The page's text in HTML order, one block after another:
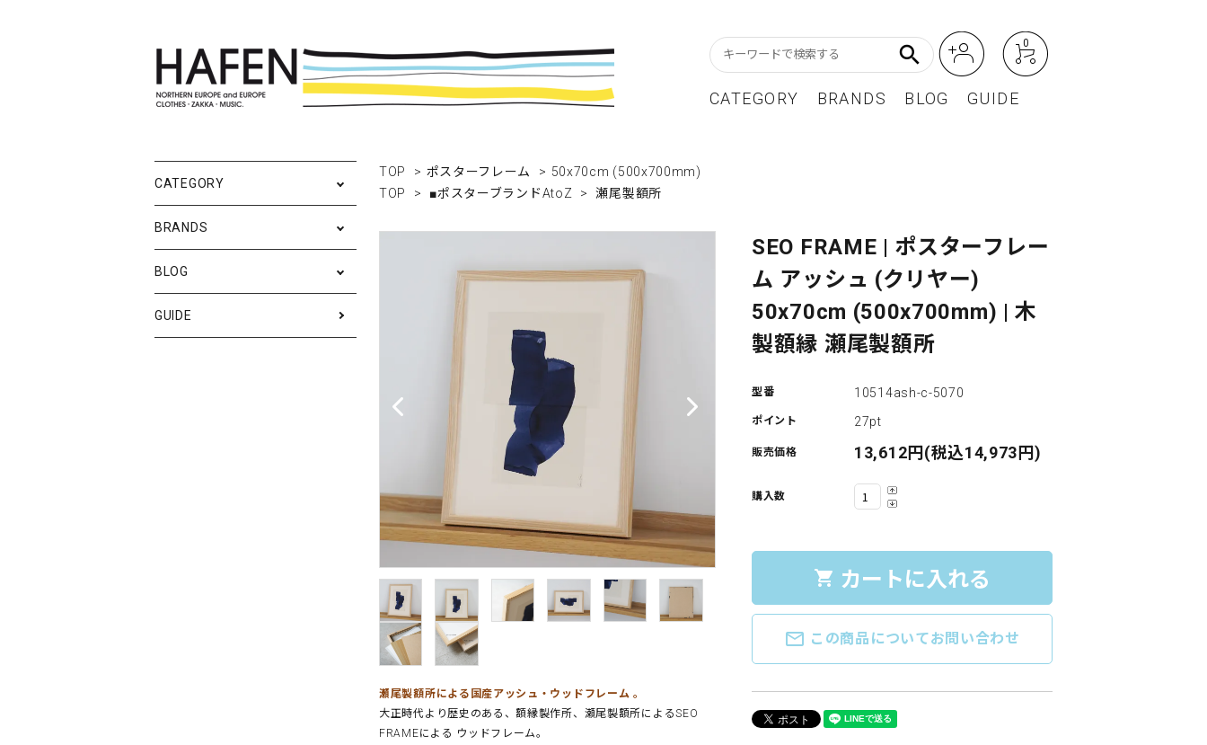
search 0
CATEGORY
ポスターフレーム カレンダー
バッグ リビング
レディースファッション
メンズファッション アクセサリー・小物 レコード・CD BEST SELLER / ベストセラー
RESTOCK / 再入荷 OUTLET / アウトレット
BRANDS
雑貨ブランドAtoZ アパレルブランドAtoZ
BLOG
New In Staff Blog
Event 卸販売について
GUIDE
TOP > ポスターフレーム > 50x70cm (500x700mm)
TOP
> ■ポスターブランドAtoZ > 瀬尾製額所
瀬尾製額所による国産アッシュ・ウッドフレーム 。
大正時代より歴史のある、額縁製作所、瀬尾製額所によるSEO
FRAMEによる ウッドフレーム。
SEO FRAME | ポスターフレー
ム アッシュ (クリヤー)
50x70cm (500x700mm) | 木
製額縁 瀬尾製額所
型番 10514ash-c-5070
ポイント 27pt
販売価格 13,612円(税込14,973円)
購入数
shopping_cart カートに入れる
mail_outline この商品についてお問い合わせ
CATEGORY
BRANDS
BLOG
GUIDE